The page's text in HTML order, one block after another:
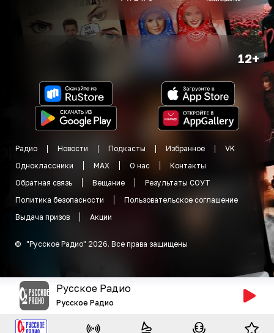
12+
Радио Новости Подкасты Избранное
VK
Одноклассники
MAX О нас
Контакты
Обратная связь
Вещание
Результаты СОУТ
Политика безопасности
Пользовательское соглашение
Выдача призов
Акции
© "Русское Радио" 2026. Все права защищены
Русское Радио
Русское Радио